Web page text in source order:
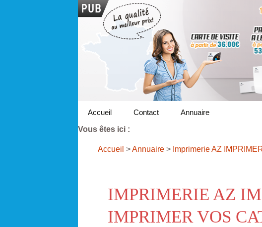
Accueil Contact
Annuaire
Vous êtes ici :
Accueil >Annuaire > Imprimerie AZ
IMPRIMERIE AZ
IMPRIMER VOS